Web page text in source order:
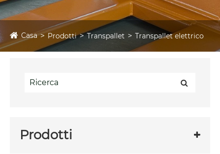
Casa Prodotti Transpallet Transpallet elettrico
Prodotti